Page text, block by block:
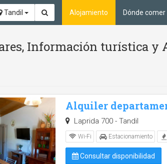
Tandil Alojamiento Dónde comer
Información turística y
Alquiler
Laprida 700 - Tandil
Wi-Fi Estacionamiento
Consultar disponibilidad